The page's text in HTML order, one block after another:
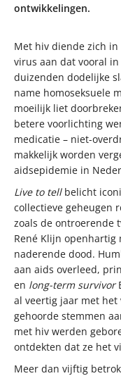
ontwikkelingen.
Met hiv diende zich
virus aan dat vooral
duizenden dodelijke
name homoseksuele
moeilijk liet
betere voorlichting
medicatie – niet-
makkelijk worden
aidsepidemie in
Live to tellbelicht
collectieve geheugen
zoals de ontroerende
René Klijn openhartig
naderende dood.
aan aids overleed,
en long-term survivor
al veertig jaar met
gehoorde stemmen
met hiv werden
ontdekten dat ze het
Meer dan vijftig